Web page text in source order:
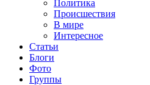
Политика
Происшествия
В мире
Интересное
Статьи
Блоги
Фото
Группы